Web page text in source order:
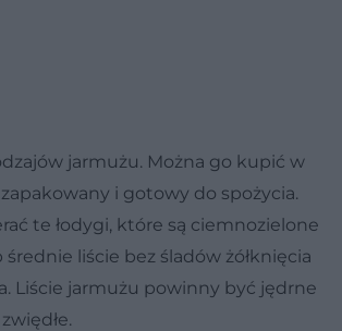
jarmużu. Można go kupić w
i gotowy do spożycia.
te łodygi, które są ciemnozielone
średnie liście bez śladów żółknięcia
Liście jarmużu powinny być jędrne